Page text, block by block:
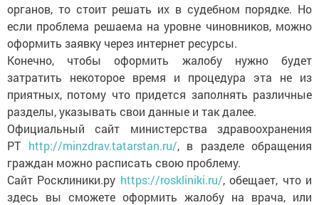
органов, то стоит решать их в судебном порядке. Но
если проблема решаема на уровне чиновников, можно
оформить заявку через интернет ресурсы.
Конечно, чтобы оформить жалобу нужно будет
затратить некоторое время и процедура эта не из
приятных, потому что придется заполнять различные
разделы, указывать свои данные и так далее.
Официальный сайт министерства здравоохранения
РТ http://minzdrav.tatarstan.ru/, в разделе обращения
граждан можно расписать свою проблему.
Сайт Росклиники.ру https://roskliniki.ru/, обещает, что и
здесь вы сможете оформить жалобу на врача, или